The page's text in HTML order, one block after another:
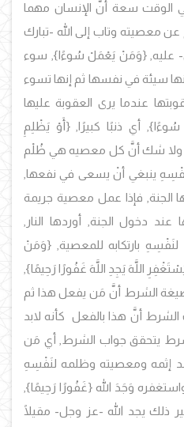
الوقت سعة أنَّ الإنسان مهما
معصيته وتاب إلى الله -تبارك
عليه,{وَمَنْ يَعْمَلْ سُوءًا}, سوء
سيئة في نفسها ثم إنها تسوء
عندما يرى العقوبة عليها
}, أي ذنبًا كبيرًا, {أَوْ يَظْلِمِ
ولا شك أنَّ كل معصيه هي ظُلْم
ينبغي أنْ يسعى في نفعها,
الجنة, فإذا عمل معصية جريمة
دخول الجنة, أوردها النار,
بارتكابه للمعصية, {وَمَنْ
اللَّهَ يَجِدِ اللَّهَ غَفُورًا رَحِيمًا},
الشرط أنَّ مَن يفعل هذا ثم
أنَّ هذا بالفعل كأنه لابد
يتحقق جواب الشرط, أي مَن
إثمه ومعصيته وظلمه لنَفْسِهِ
وَجَدَ الله{غَفُورًا رَحِيمًا},
ذلك يجد الله -عز وجل- مقيلًا